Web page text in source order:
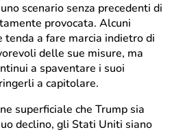
scenario senza precedenti di
provocata. Alcuni
a fare marcia indietro di
delle sue misure, ma
a spaventare i suoi
a capitolare.
superficiale che Trump sia
declino, gli Stati Uniti siano